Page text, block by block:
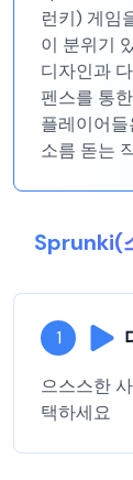
런키) 게임
이 분위기
디자인과
펜스를 통
플레이어
소름 돋는
Sprunki(
1
으스스한
택하세요